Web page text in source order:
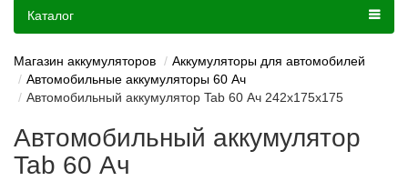
Каталог
Магазин аккумуляторов
Аккумуляторы для автомобилей
Автомобильные аккумуляторы 60 Ач
Автомобильный аккумулятор Tab 60 Ач 242x175x175
Автомобильный аккумулятор
Tab 60 Ач